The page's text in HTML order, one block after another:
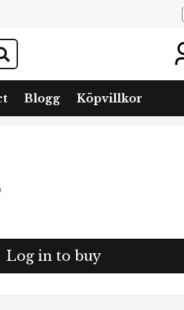
Blogg Köpvillkor
Log in to buy